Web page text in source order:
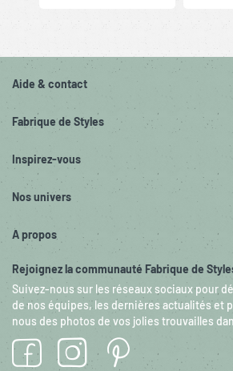
Aide & contact
Fabrique de Styles
Inspirez-vous
Nos univers
A propos
Rejoignez la communauté Fabrique de
Suivez-nous sur les réseaux sociaux pour
de nos équipes, les dernières actualités et
nous des photos de vos jolies trouvailles